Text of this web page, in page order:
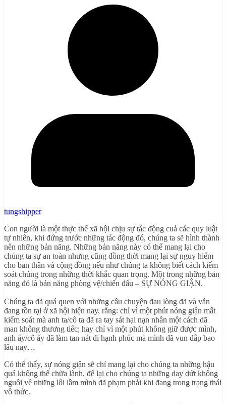
tungshipper
Con người là một thực thể xã hội chịu sự tác động cuả các quy luật
tự nhiên, khi đứng trước những tác động đó, chúng ta sẽ hình thành
nên những bản năng. Những bản năng này có thể mang lại cho
chúng ta sự an toàn nhưng cũng đồng thời mang lại sự nguy hiểm
cho bản thân và cộng đồng nếu như chúng ta không biết cách kiểm
soát chúng trong những thời khắc quan trọng. Một trong những bản
năng đó là bản năng phòng vệ/chiến đấu – SỰ NÓNG GIẬN.
Chúng ta đã quá quen với những câu chuyện đau lòng đã và vẫn
đang tồn tại ở xã hội hiện nay, rằng: chỉ vì một phút nóng giận mất
kiểm soát mà anh ta/cô ta đã ra tay sát hại nạn nhân một cách dã
man không thương tiếc; hay chỉ vì một phút không giữ được mình,
anh ấy/cô ấy đã làm tan nát đi hạnh phúc mà mình đã vun đắp bao
lâu nay…
Có thể thấy, sự nóng giận sẽ chỉ mang lại cho chúng ta những hậu
quả không thể chữa lành, để lại cho chúng ta những day dứt không
nguôi về những lỗi lầm mình đã phạm phải khi đang trong trạng thái
vô thức.